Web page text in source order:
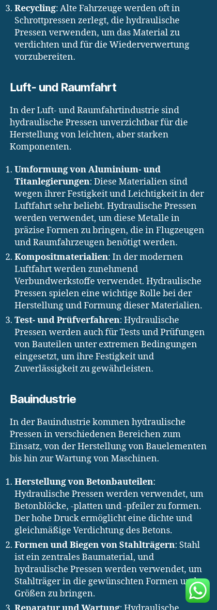
Recycling: Alte Fahrzeuge werden oft in
Schrottpressen zerlegt, die hydraulische
Pressen verwenden, um das Material zu
verdichten und für die Wiederverwertung
vorzubereiten.
Luft- und Raumfahrt
In der Luft- und Raumfahrtindustrie sind
hydraulische Pressen unverzichtbar für die
Herstellung von leichten, aber starken
Komponenten.
Umformung von Aluminium- und
Titanlegierungen: Diese Materialien sind
wegen ihrer Festigkeit und Leichtigkeit in der
Luftfahrt sehr beliebt. Hydraulische Pressen
werden verwendet, um diese Metalle in
präzise Formen zu bringen, die in Flugzeugen
und Raumfahrzeugen benötigt werden.
Kompositmaterialien: In der modernen
Luftfahrt werden zunehmend
Verbundwerkstoffe verwendet. Hydraulische
Pressen spielen eine wichtige Rolle bei der
Herstellung und Formung dieser Materialien.
Test- und Prüfverfahren: Hydraulische
Pressen werden auch für Tests und Prüfungen
von Bauteilen unter extremen Bedingungen
eingesetzt, um ihre Festigkeit und
Zuverlässigkeit zu gewährleisten.
Bauindustrie
In der Bauindustrie kommen hydraulische
Pressen in verschiedenen Bereichen zum
Einsatz, von der Herstellung von Bauelementen
bis hin zur Wartung von Maschinen.
Herstellung von Betonbauteilen:
Hydraulische Pressen werden verwendet, um
Betonblöcke, -platten und -pfeiler zu formen.
Der hohe Druck ermöglicht eine dichte und
gleichmäßige Verdichtung des Betons.
Formen und Biegen von Stahlträgern: Stahl
ist ein zentrales Baumaterial, und
hydraulische Pressen werden verwendet, um
Stahlträger in die gewünschten Formen und
Größen zu bringen.